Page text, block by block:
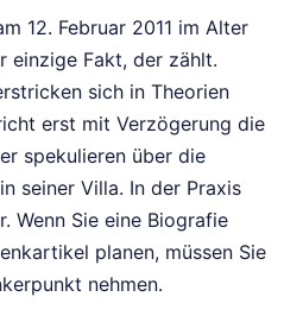
12. Februar 2011 im Alter
einzige Fakt, der zählt.
sich in Theorien
erst mit Verzögerung die
spekulieren über die
seiner Villa. In der Praxis
Wenn Sie eine Biografie
planen, müssen Sie
nehmen.